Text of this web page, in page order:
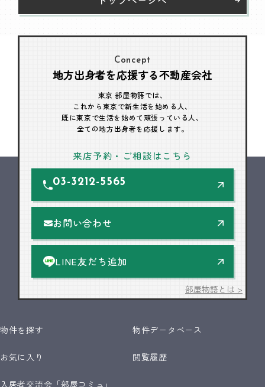
Concept
地方出身者を応援する不動産会社
東京 部屋物語では、
これから東京で新生活を始める人、
既に東京で生活を始めて頑張っている人、
全ての地方出身者を応援します。
来店予約・ご相談はこちら
03-3212-5565
お問い合わせ
LINE友だち追加
部屋物語とは >
物件を探す 物件データベース
お気に入り 閲覧履歴
入居者交流会「部屋コミュ」